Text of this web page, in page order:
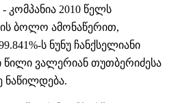
კომპანია 2010 წელს
ბოლო ამონაწერით,
ს ნუნუ ჩანქსელიანი
ვალერიან თუთბერიძესა
ნაწილდება.